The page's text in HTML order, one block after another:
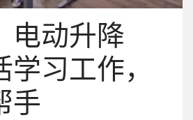
电动升降
习工作，
手